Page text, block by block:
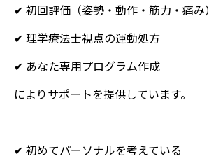
✔ 初回評価（姿勢・動作・筋力・痛み）
✔ 理学療法士視点の運動処方
✔ あなた専用プログラム作成
によりサポートを提供しています。
✔ 初めてパーソナルを考えている